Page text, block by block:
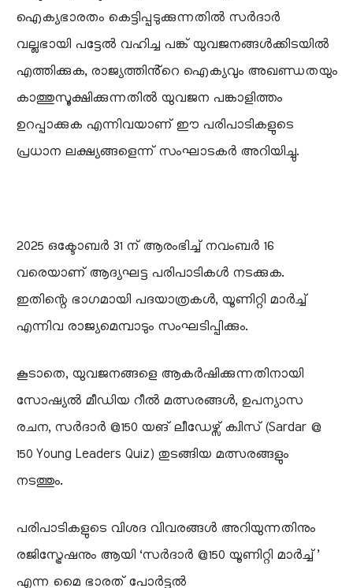
ഐക്യഭാരതം കെട്ടിപ്പടുക്കുന്നതിൽ സർദാർ
വല്ലഭായി പട്ടേൽ വഹിച്ച പങ്ക് യുവജനങ്ങൾക്കിടയിൽ
എത്തിക്കുക, രാജ്യത്തിൻ്റെ ഐക്യവും അഖണ്ഡതയും
കാത്തുസൂക്ഷിക്കുന്നതിൽ യുവജന പങ്കാളിത്തം
ഉറപ്പാക്കുക എന്നിവയാണ് ഈ പരിപാടികളുടെ
പ്രധാന ലക്ഷ്യങ്ങളെന്ന് സംഘാടകർ അറിയിച്ചു.
2025 ഒക്ടോബർ 31 ന് ആരംഭിച്ച് നവംബർ 16
വരെയാണ് ആദ്യഘട്ട പരിപാടികൾ നടക്കുക.
ഇതിന്റെ ഭാഗമായി പദയാത്രകൾ, യൂണിറ്റി മാർച്ച്
എന്നിവ രാജ്യമെമ്പാടും സംഘടിപ്പിക്കും.
കൂടാതെ, യുവജനങ്ങളെ ആകർഷിക്കുന്നതിനായി
സോഷ്യൽ മീഡിയ റീൽ മത്സരങ്ങൾ, ഉപന്യാസ
രചന, സർദാർ @150 യങ് ലീഡേഴ്സ് ക്വിസ് (Sardar @
150 Young Leaders Quiz) തുടങ്ങിയ മത്സരങ്ങളും
നടത്തും.
പരിപാടികളുടെ വിശദ വിവരങ്ങൾ അറിയുന്നതിനും
രജിസ്ട്രേഷനും ആയി ‘സർദാർ @150 യൂണിറ്റി മാർച്ച്’
എന്ന മൈ ഭാരത് പോർട്ടൽ